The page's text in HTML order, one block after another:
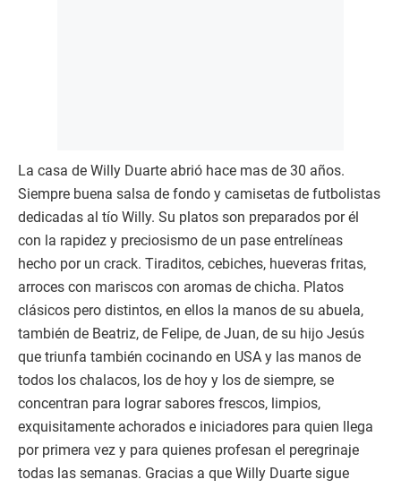
La casa de Willy Duarte abrió hace mas de 30 años.
Siempre buena salsa de fondo y camisetas de futbolistas
dedicadas al tío Willy. Su platos son preparados por él
con la rapidez y preciosismo de un pase entrelíneas
hecho por un crack. Tiraditos, cebiches, hueveras fritas,
arroces con mariscos con aromas de chicha. Platos
clásicos pero distintos, en ellos la manos de su abuela,
también de Beatriz, de Felipe, de Juan, de su hijo Jesús
que triunfa también cocinando en USA y las manos de
todos los chalacos, los de hoy y los de siempre, se
concentran para lograr sabores frescos, limpios,
exquisitamente achorados e iniciadores para quien llega
por primera vez y para quienes profesan el peregrinaje
todas las semanas. Gracias a que Willy Duarte sigue